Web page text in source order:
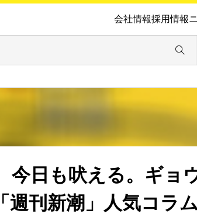
会社情報採用情報
日も吠える。ギョ
刊新潮」人気コラ